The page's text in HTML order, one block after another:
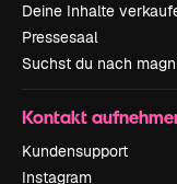
Deine Inhalte
Pressesaal
Suchst du nach
Kontakt
Kundensupport
Instagram